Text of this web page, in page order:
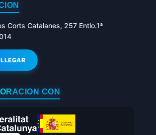
Corts Catalanes, 257 Entlo.1ª
CON